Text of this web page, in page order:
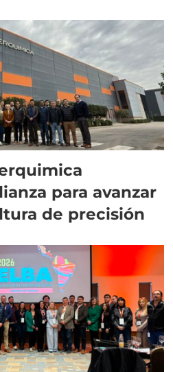
para avanzar
de precisión